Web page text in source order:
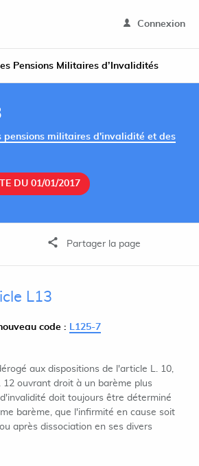
Connexion
Pensions Militaires d’Invalidités
pensions militaires d'invalidité et des
DU 01/01/2017
Partager la page
L13
code : L125-7
aux dispositions de l'article L. 10,
ouvrant droit à un barème plus
doit toujours être déterminé
barème, que l'infirmité en cause soit
après dissociation en ses divers